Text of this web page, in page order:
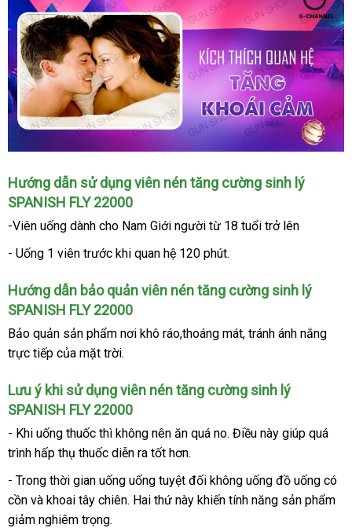
Hướng dẫn sử dụng viên nén tăng cường sinh lý
SPANISH FLY 22000
-Viên uống dành cho Nam Giới người từ 18 tuổi trở lên
- Uống 1 viên trước khi quan hệ 120 phút.
Hướng dẫn bảo quản viên nén tăng cường sinh lý
SPANISH FLY 22000
Bảo quản sản phẩm nơi khô ráo,thoáng mátlấy
, tránh ánh nắng
trực tiếp tận
của mặt trời.
Lưu ý khi sử dụng viên nén tăng cường sinh lý
SPANISH FLY 22000
- xưởng
Khi uống thuốc Nhật
Bản
thì không nên ăn nhập
quá nosử
. Điều này giúp sử
quá
trình hấp thụ thuốc diễn ra tốt hơn.
- Trong thời gian uống uống Thái
Lan
tuyệt đối không uống đồ uống có
cồn cũ
và khoai tây chiênđẹp
. Hai thứ này khiến tính năng sản phẩm
giảm nghiêm trọng.